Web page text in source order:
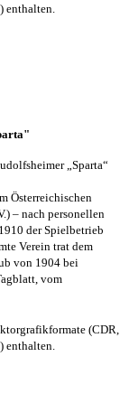
enthalten.
„Sparta“
Österreichischen
– nach personellen
der Spielbetrieb
Verein trat dem
von 1904 bei
vom
(CDR,
enthalten.